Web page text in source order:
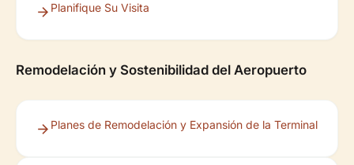
Planifique Su Visita
Remodelación y Sostenibilidad del Aeropuerto
Planes de Remodelación y Expansión de la Terminal